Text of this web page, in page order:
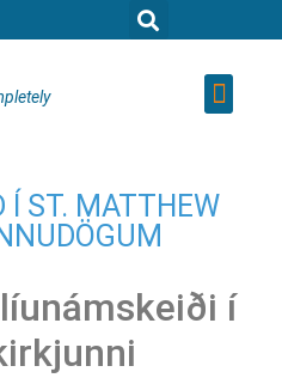
Í ST. MATTHEW
í